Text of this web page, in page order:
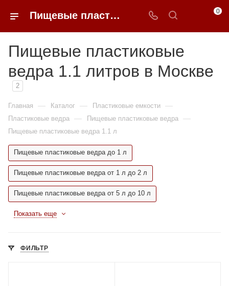
Пищевые пластиковые ведра 1.1 литров недорого в Москве | 0FFER 0
Пищевые пластиковые
ведра 1.1 литров в Москве
2
Главная — Каталог — Пластиковые емкости —
Пластиковые ведра — Пищевые пластиковые ведра —
Пищевые пластиковые ведра 1.1 л
Пищевые пластиковые ведра до 1 л
Пищевые пластиковые ведра от 1 л до 2 л
Пищевые пластиковые ведра от 5 л до 10 л
Показать еще
ФИЛЬТР